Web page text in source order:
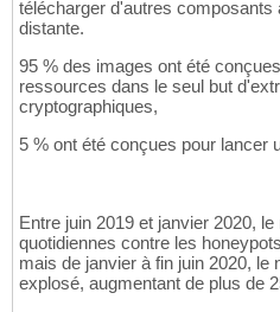
télécharger d'autres
distante.
95 % des images ont été
ressources dans le seul but
cryptographiques,
5 % ont été conçues pour lancer
Entre juin 2019 et janvier 2020,
quotidiennes contre les
mais de janvier à fin juin 2020, le
explosé, augmentant de plus de